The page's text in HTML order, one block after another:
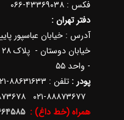
فکس : ۴۳۳۶۹۰۳۸-۰۶۶
دفتر تهران :
آدرس : خیابان عباسپور
- واحد ۵۵
پودر :
همراه (خط داغ) :